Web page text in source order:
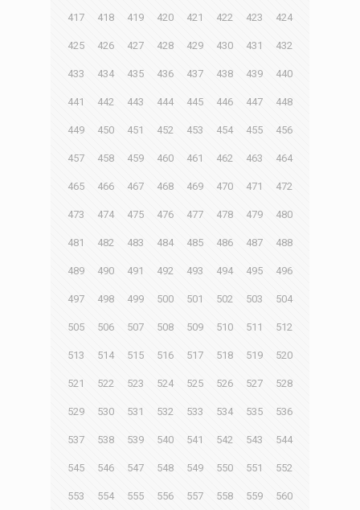
417 418 419 420 421 422 423 424
425 426 427 428 429 430 431 432
433 434 435 436 437 438 439 440
441 442 443 444 445 446 447 448
449 450 451 452 453 454 455 456
457 458 459 460 461 462 463 464
465 466 467 468 469 470 471 472
473 474 475 476 477 478 479 480
481 482 483 484 485 486 487 488
489 490 491 492 493 494 495 496
497 498 499 500 501 502 503 504
505 506 507 508 509 510 511 512
513 514 515 516 517 518 519 520
521 522 523 524 525 526 527 528
529 530 531 532 533 534 535 536
537 538 539 540 541 542 543 544
545 546 547 548 549 550 551 552
553 554 555 556 557 558 559 560